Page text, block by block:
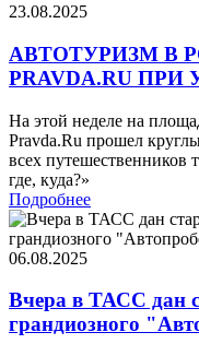
23.08.2025
АВТОТУРИЗМ В
PRAVDA.RU
На этой неделе на
Pravda.Ru прошел
всех путешественников
где, куда?»
Подробнее
06.08.2025
Вчера в ТАСС дан
грандиозного